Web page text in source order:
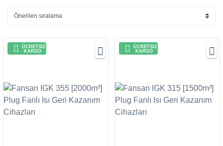
ÜCRETSİZ
KARGO
ÜCRETSİZ
KARGO